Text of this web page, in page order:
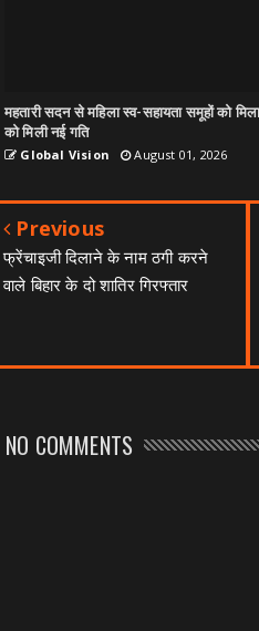
महतारी सदन से महिला स्व-सहायता समूहों को
को मिली नई गति
Global Vision August 01, 2026
Previous
फ्रेंचाइजी दिलाने के नाम ठगी करने
वाले बिहार के दो शातिर गिरफ्तार
NO COMMENTS